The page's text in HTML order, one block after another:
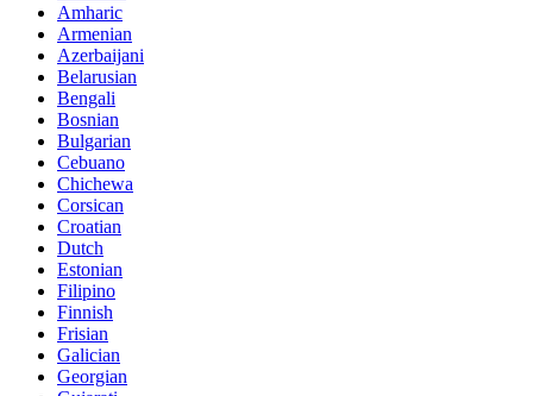
Amharic
Armenian
Azerbaijani
Belarusian
Bengali
Bosnian
Bulgarian
Cebuano
Chichewa
Corsican
Croatian
Dutch
Estonian
Filipino
Finnish
Frisian
Galician
Georgian